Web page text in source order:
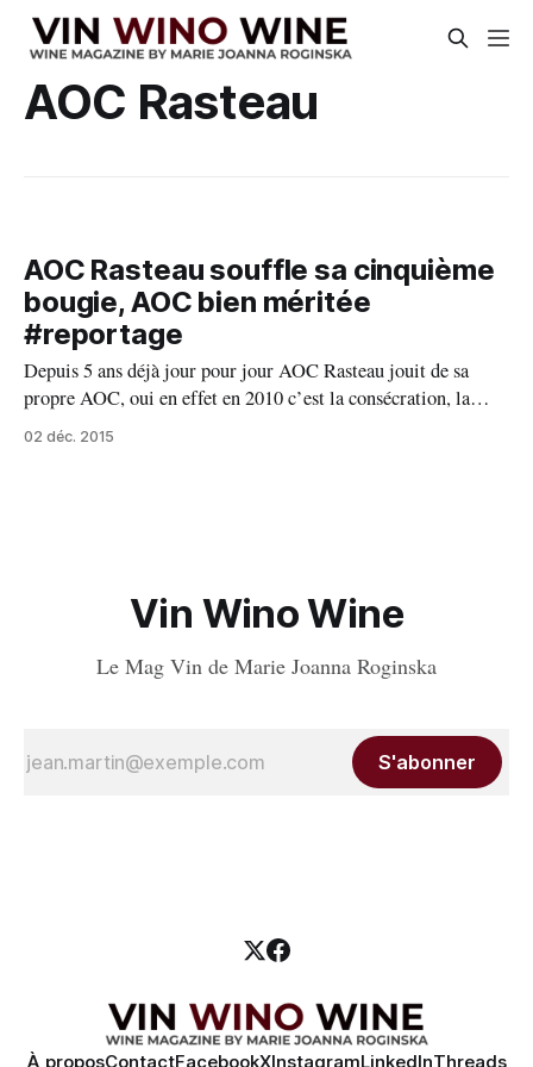
AOC Rasteau
AOC Rasteau souffle sa cinquième
bougie, AOC bien méritée
#reportage
Depuis 5 ans déjà jour pour jour AOC Rasteau jouit de sa
propre AOC, oui en effet en 2010 c’est la consécration, la
récompense d’un travail de dur labeur : les vins rouges secs
02 déc. 2015
Vin Wino Wine
Le Mag Vin de Marie Joanna Roginska
S'abonner
À proposContactFacebookXInstagramLinkedInThreads